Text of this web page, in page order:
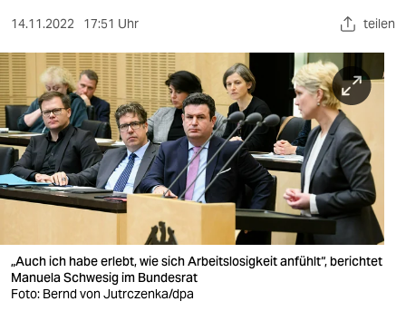
sport
berlin
nord
wahrheit
verlag
verlag
14.11.2022 17:51 Uhr teilen
„Auch ich habe erlebt, wie sich Arbeitslosigkeit anfühlt“, berichtet
Manuela Schwesig im Bundesrat
Foto: Bernd von Jutrczenka/dpa